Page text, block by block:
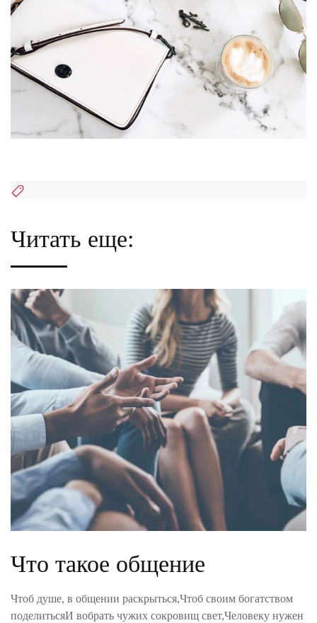
Читать еще:
Что такое общение
Чтоб душе, в общении раскрыться,Чтоб своим богатством
поделитьсяИ вобрать чужих сокровищ свет,Человеку нужен